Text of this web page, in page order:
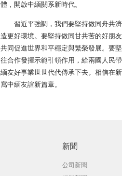
體，開啟中緬關系新時代。
習近平強調，我們要堅持做同舟共濟
造更好環境。要堅持做同甘共苦的好朋
共同促進世界和平穩定與繁榮發展。要
往合作發揮示範引領作用，給兩國人民
緬友好事業世世代代傳承下去。相信在
寫中緬友誼新篇章。
新聞
公司新聞